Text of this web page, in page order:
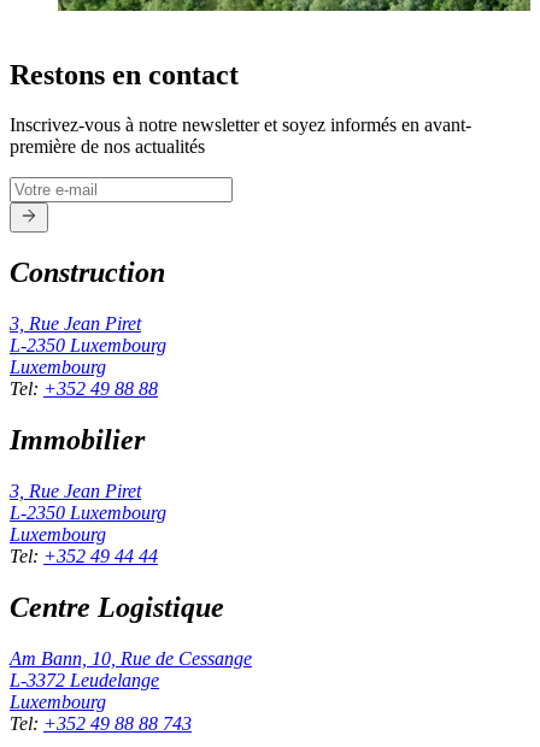
Restons en contact
Inscrivez-vous à notre newsletter et soyez informés en avant-
première de nos actualités
Construction
3, Rue Jean Piret
L-2350 Luxembourg
Luxembourg
Tel: +352 49 88 88
Immobilier
3, Rue Jean Piret
L-2350 Luxembourg
Luxembourg
Tel: +352 49 44 44
Centre Logistique
Am Bann, 10, Rue de Cessange
L-3372 Leudelange
Luxembourg
Tel: +352 49 88 88 743